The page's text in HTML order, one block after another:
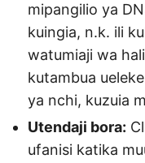
mipangilio ya
kuingia, n.k. ili
watumiaji wa
kutambua
ya nchi, kuzuia
Utendaji bora:
ufanisi katika